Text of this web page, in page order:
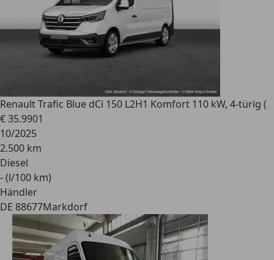
RenaultTrafic Blue dCi 150 L2H1 Komfort 110 kW, 4-türig (
€ 35.9901
10/2025
2.500 km
Diesel
- (l/100 km)
Händler
DE 88677Markdorf